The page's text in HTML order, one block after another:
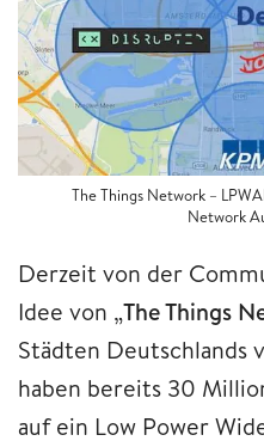
The Things Network –
Network
Derzeit von der
Idee von „The Things
Städten Deutschlands
haben bereits 30
auf ein Low Power